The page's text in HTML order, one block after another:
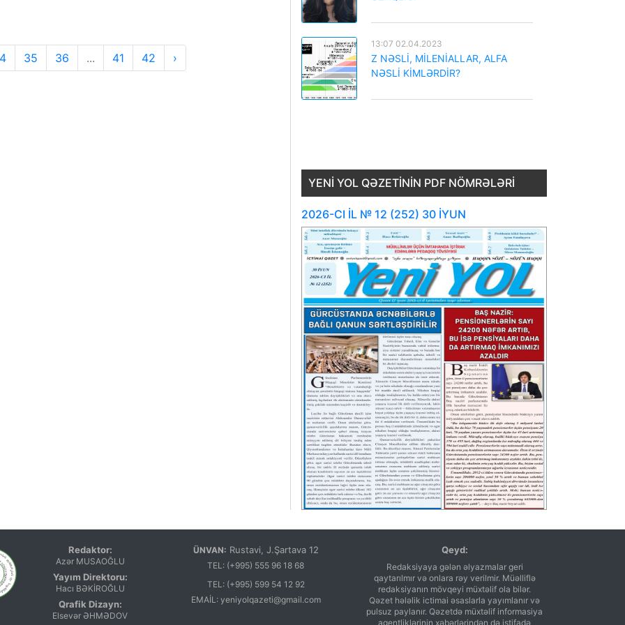
35 36 ... 41 42 ›
13:07 02.04.2023
Z NƏSLİ, MİLENİALLAR, ALFA
NƏSLİ KİMLƏRDİR?
YENI YOL QƏZETININ PDF NÖMRƏLƏRI
2026-CI İL № 12 (252) 30 İYUN
Redaktor:
Azər MUSAOĞLU
Yayım Direktoru:
Hacı BƏKİROĞLU
Qrafik Dizayn:
Elsevər ƏHMƏDOV
ÜNVAN: Rustavi, J.Şartava 12
TEL: (+995) 555 96 18 68
TEL: (+995) 599 54 12 92
EMAİL: yeniyolqazeti@gmail.com
Qeyd:
Redaksiyaya gələn əlyazmalar geri
qaytarılmır və onlara rəy verilmir. Müəlliflə
redaksiyanın mövqeyi müxtəlif ola bilər.
Qəzet hələlik ictimai əsaslarla yayımlanır və
pulsuz paylanır. Qəzetdə müxtəlif informasiya
agentliklərinin xəbərlərindən də istifadə